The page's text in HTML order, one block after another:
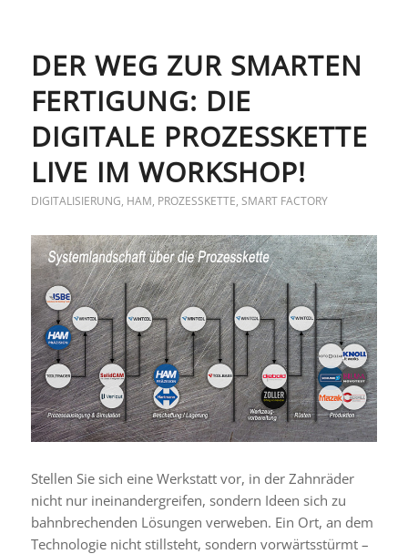
DER WEG ZUR SMARTEN
FERTIGUNG: DIE
DIGITALE PROZESSKETTE
LIVE IM WORKSHOP!
DIGITALISIERUNG, HAM, PROZESSKETTE, SMART FACTORY
Stellen Sie sich eine Werkstatt vor, in der Zahnräder
nicht nur ineinandergreifen, sondern Ideen sich zu
bahnbrechenden Lösungen verweben. Ein Ort, an dem
Technologie nicht stillsteht, sondern vorwärtsstürmt –